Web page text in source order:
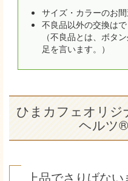
サイズ・カラーのお
不良品以外の交換は
（不良品とは、ボタ
足を言います。）
ひまカフェオリ
ヘルツ
上品でさりげな